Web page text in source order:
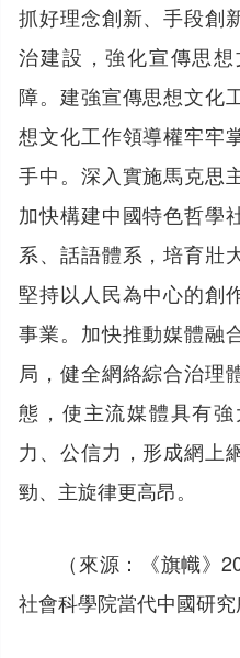
抓好理念創新、手段創
治建設，強化宣傳思
障。建強宣傳思想文化
想文化工作領導權牢牢
手中。深入實施馬克思
加快構建中國特色哲學
系、話語體系，培育壯
堅持以人民為中心的創
事業。加快推動媒體融
局，健全網絡綜合治理
態，使主流媒體具有
力、公信力，形成網上
勁、主旋律更高昂。
（來源：《旗幟》
社會科學院當代中國研究